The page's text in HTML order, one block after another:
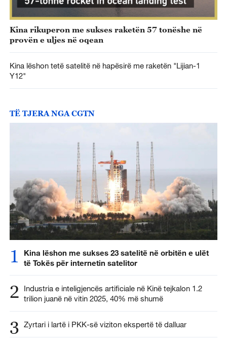
Kina rikuperon me sukses raketën 57 tonëshe në
provën e uljes në oqean
Kina lëshon tetë satelitë në hapësirë me raketën "Lijian-1
Y12"
TË TJERA NGA CGTN
1
Kina lëshon me sukses 23 satelitë në orbitën e ulët
të Tokës për internetin satelitor
2
Industria e inteligjencës artificiale në Kinë tejkalon 1.2
trilion juanë në vitin 2025, 40% më shumë
3 Zyrtari i lartë i PKK-së viziton ekspertë të dalluar